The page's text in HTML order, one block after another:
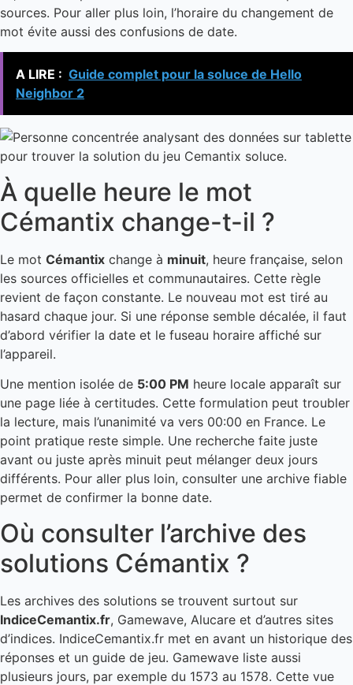
sources. Pour aller plus loin, l’horaire du changement de
mot évite aussi des confusions de date.
A LIRE : Guide complet pour la soluce de Hello
Neighbor 2
À quelle heure le mot
Cémantix change-t-il ?
Le mot Cémantix change à minuit, heure française, selon
les sources officielles et communautaires. Cette règle
revient de façon constante. Le nouveau mot est tiré au
hasard chaque jour. Si une réponse semble décalée, il faut
d’abord vérifier la date et le fuseau horaire affiché sur
l’appareil.
Une mention isolée de 5:00 PM heure locale apparaît sur
une page liée à certitudes. Cette formulation peut troubler
la lecture, mais l’unanimité va vers 00:00 en France. Le
point pratique reste simple. Une recherche faite juste
avant ou juste après minuit peut mélanger deux jours
différents. Pour aller plus loin, consulter une archive fiable
permet de confirmer la bonne date.
Où consulter l’archive des
solutions Cémantix ?
Les archives des solutions se trouvent surtout sur
IndiceCemantix.fr, Gamewave, Alucare et d’autres sites
d’indices. IndiceCemantix.fr met en avant un historique des
réponses et un guide de jeu. Gamewave liste aussi
plusieurs jours, par exemple du 1573 au 1578. Cette vue